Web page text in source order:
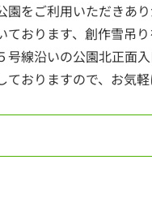
をご利用いただきあり
おります、創作雪吊り
線沿いの公園北正面入
おりますので、お気軽